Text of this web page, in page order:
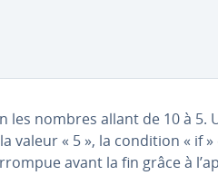
les nombres allant de 10 à 5.
valeur « 5 », la condition « if »
avant la fin grâce à